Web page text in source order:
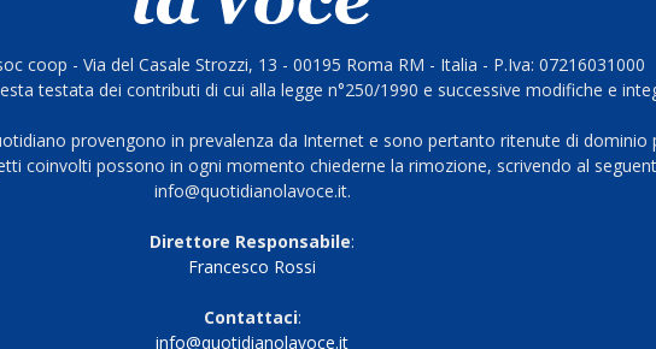
coop - Via del Casale Strozzi, 13 - 00195 Roma RM - Italia - P.Iva: 07216031000
testata dei contributi di cui alla legge n°250/1990 e successive modifiche e
provengono in prevalenza da Internet e sono pertanto ritenute di dominio
coinvolti possono in ogni momento chiederne la rimozione, scrivendo al
info@quotidianolavoce.it.
Direttore Responsabile:
Francesco Rossi
Contattaci:
info@quotidianolavoce.it